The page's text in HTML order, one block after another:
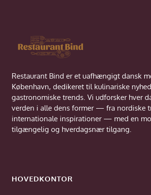
Restaurant Bind er et uafhængigt dansk
København, dedikeret til kulinariske
gastronomiske trends. Vi udforsker hver
verden i alle dens former — fra nordiske
internationale inspirationer — med en
tilgængelig og hverdagsnær tilgang.
HOVEDKONTOR